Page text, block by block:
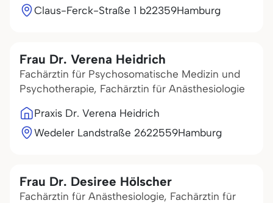
Claus-Ferck-Straße 1 b22359Hamburg
Frau Dr. Verena Heidrich
Fachärztin für Psychosomatische Medizin und
Psychotherapie, Fachärztin für Anästhesiologie
Praxis Dr. Verena Heidrich
Wedeler Landstraße 2622559Hamburg
Frau Dr. Desiree Hölscher
Fachärztin für Anästhesiologie, Fachärztin für